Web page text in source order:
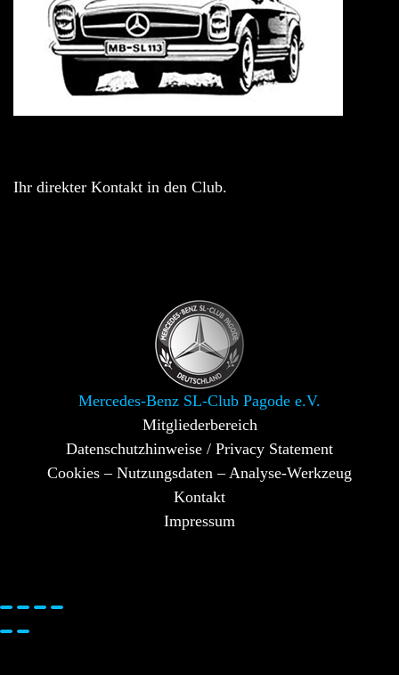
Ihr direkter Kontakt in den Club.
Mercedes-Benz SL-Club Pagode e.V.
Mitgliederbereich
Datenschutzhinweise / Privacy Statement
Cookies – Nutzungsdaten – Analyse-Werkzeug
Kontakt
Impressum